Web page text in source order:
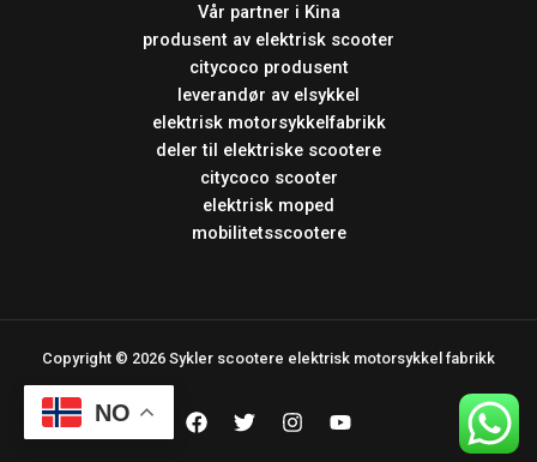
Vår partner i Kina
produsent av elektrisk scooter
citycoco produsent
leverandør av elsykkel
elektrisk motorsykkelfabrikk
deler til elektriske scootere
citycoco scooter
elektrisk moped
mobilitetsscootere
Copyright © 2026 Sykler scootere elektrisk motorsykkel fabrikk
NO